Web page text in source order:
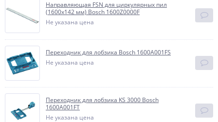
Направляющая FSN для циркулярных пил
(1600х142 мм) Bosch 1600Z0000F
Не указана цена
Переходник для лобзика Bosch 1600A001FS
Не указана цена
Переходник для лобзика KS 3000 Bosch
1600A001FT
Не указана цена